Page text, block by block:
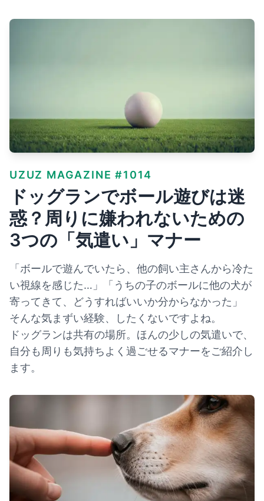
UZUZ MAGAZINE #1014
ドッグランでボール遊びは迷
惑？周りに嫌われないための
3つの「気遣い」マナー
「ボールで遊んでいたら、他の飼い主さんから冷た
い視線を感じた…」「うちの子のボールに他の犬が
寄ってきて、どうすればいいか分からなかった」
そんな気まずい経験、したくないですよね。
ドッグランは共有の場所。ほんの少しの気遣いで、
自分も周りも気持ちよく過ごせるマナーをご紹介し
ます。